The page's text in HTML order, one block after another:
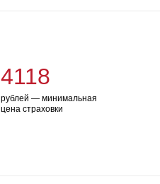
4118
рублей — минимальная
цена страховки